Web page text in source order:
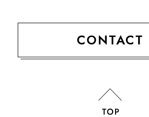
CONTACT